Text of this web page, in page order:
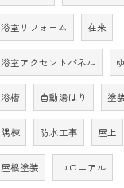
浴室リフォーム 在来
浴室アクセントパネル
浴槽 自動湯はり 塗
隅棟 防水工事 屋上
屋根塗装 コロニアル